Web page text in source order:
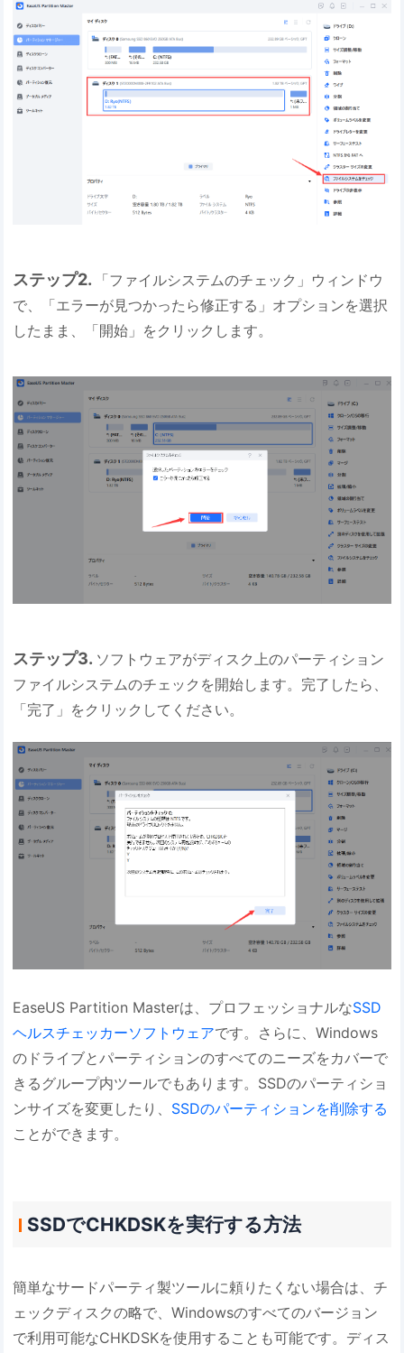
ステップ2.
「ファイルシステムのチェック」ウィンドウ
で、「エラーが見つかったら修正する」オプションを選択
したまま、「開始」をクリックします。
ステップ3. ソフトウェアがディスク上のパーティション
ファイルシステムのチェックを開始します。完了したら、
「完了」をクリックしてください。
EaseUS Partition Masterは、プロフェッショナルなSSD
ヘルスチェッカーソフトウェアです。さらに、Windows
のドライブとパーティションのすべてのニーズをカバーで
きるグループ内ツールでもあります。SSDのパーティショ
ンサイズを変更したり、 SSDのパーティションを削除する
ことができます。
SSDでCHKDSKを実行する方法
簡単なサードパーティ製ツールに頼りたくない場合は、チ
ェックディスクの略で、Windowsのすべてのバージョン
で利用可能なCHKDSKを使用することも可能です。ディス